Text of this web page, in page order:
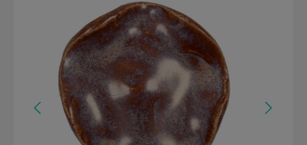
Bildergalerie überspringen